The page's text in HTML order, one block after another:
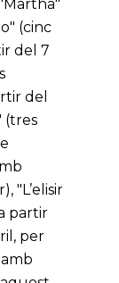
(cinc
del 7
del
(tres
"L’elisir
partir
per